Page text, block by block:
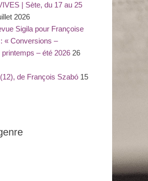
| Sète, du 17 au 25
2026
Sigila pour Françoise
« Conversions –
– été 2026 26
de François Szabó 15